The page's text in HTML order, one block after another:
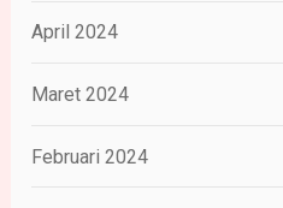
April 2024
Maret 2024
Februari 2024